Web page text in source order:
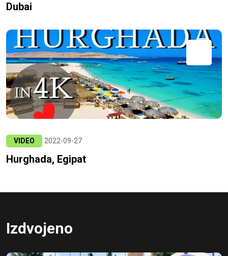
Dubai
VIDEO 2022-09-27
Hurghada, Egipat
Izdvojeno